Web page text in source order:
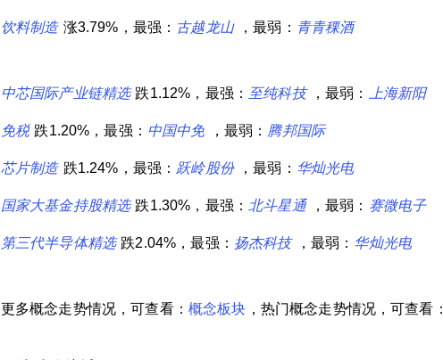
饮料制造 涨3.79%，最强： 古越龙山 ，最弱： 青青稞酒
中芯国际产业链精选 跌1.12%，最强： 至纯科技 ，最弱： 上海新阳
免税 跌1.20%，最强： 中国中免 ，最弱： 腾邦国际
芯片制造 跌1.24%，最强： 跃岭股份 ，最弱： 华灿光电
国家大基金持股精选 跌1.30%，最强： 北斗星通 ，最弱： 赛微电子
第三代半导体精选 跌2.04%，最强： 扬杰科技 ，最弱： 华灿光电
更多概念走势情况，可查看： 概念板块 ，热门概念走势情况，可查看：